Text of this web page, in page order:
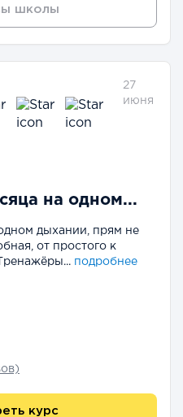
школы
27
июня
на одном...
дыхании, прям не
от простого к
подробнее
курс